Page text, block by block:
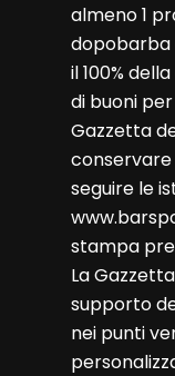
almeno 1
dopobarba
il 100%
di buoni
Gazzetta
seguire le
stampa
La
supporto
nei punti